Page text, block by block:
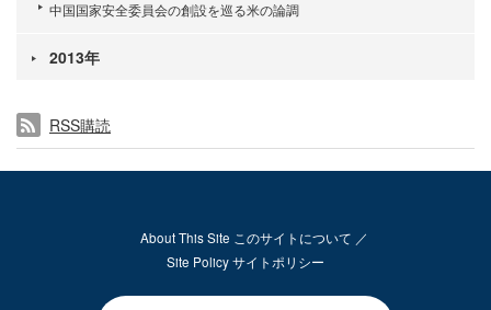
中国国家安全委員会の創設を巡る米の論調
2013年
RSS購読
About This Site このサイトについて
Site Policy サイトポリシー